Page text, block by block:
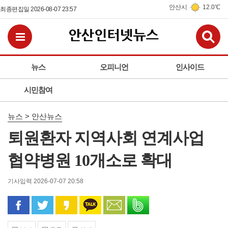
최종편집일 2026-08-07 23:57 안산시 12.0℃
뉴스 오피니언 인사이드
시민참여
전체메뉴보기
뉴스 > 안산뉴스
퇴원환자 지역사회 연계사업
협약병원 10개소로 확대
기사입력 2026-07-07 20:58
페이스북으로 공유
트위터로 공유카카오 스토리로 공유
카카오톡으로 공유
문자로 공유